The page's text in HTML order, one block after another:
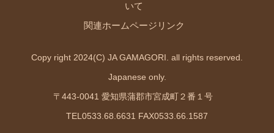
いて
関連ホームページリンク
Copy right 2024(C) JA GAMAGORI. all rights reserved.
Japanese only.
〒443-0041 愛知県蒲郡市宮成町２番１号
TEL0533.68.6631 FAX0533.66.1587